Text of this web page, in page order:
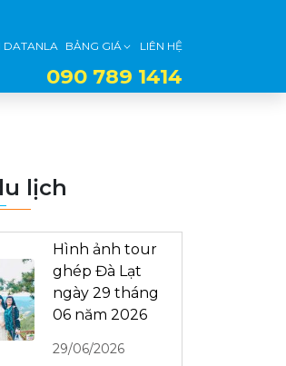
DATANLA BẢNG GIÁ LIÊN HỆ
090 789 1414
lịch
Hình ảnh tour
ghép Đà Lạt
ngày 29 tháng
06 năm 2026
29/06/2026